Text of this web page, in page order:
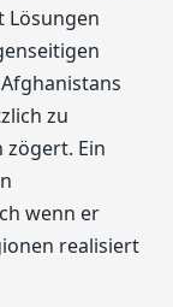
Lösungen
zu
zögert. Ein
wenn er
realisiert